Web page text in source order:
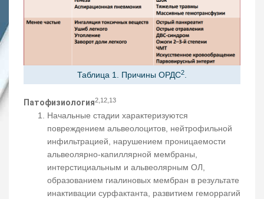
Таблица 1. Причины ОРДС2
Патофизиология2,12,13
Начальные стадии характеризуются
повреждением альвеолоцитов, нейтрофильной
инфильтрацией, нарушением проницаемости
альвеолярно-капиллярной мембраны,
интерстициальным и альвеолярным ОЛ,
образованием гиалиновых мембран в результате
инактивации сурфактанта, развитием геморрагий